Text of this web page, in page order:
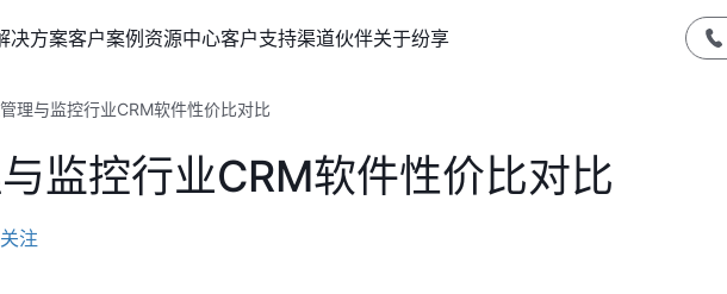
决方案客户案例资源中心客户支持渠道伙伴关于纷享
理与监控行业CRM软件性价比对比
监控行业CRM软件性价比对比
关注